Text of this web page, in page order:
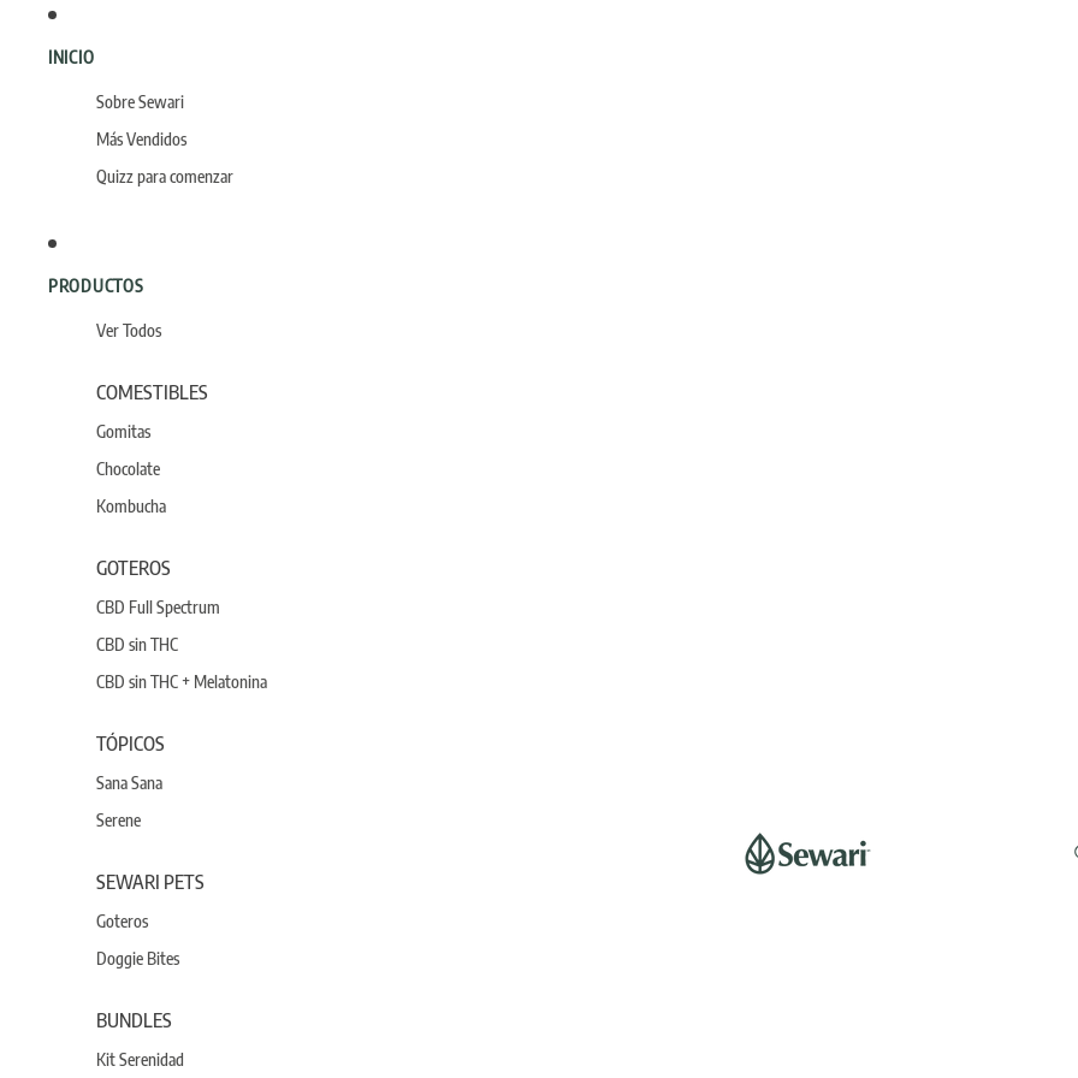
INICIO
Sobre Sewari
Más Vendidos
Quizz para comenzar
PRODUCTOS
Ver Todos
COMESTIBLES
Gomitas
Chocolate
Kombucha
GOTEROS
CBD Full Spectrum
CBD sin THC
CBD sin THC + Melatonina
TÓPICOS
Sana Sana
Serene
SEWARI PETS
Goteros
Doggie Bites
BUNDLES
Kit Serenidad